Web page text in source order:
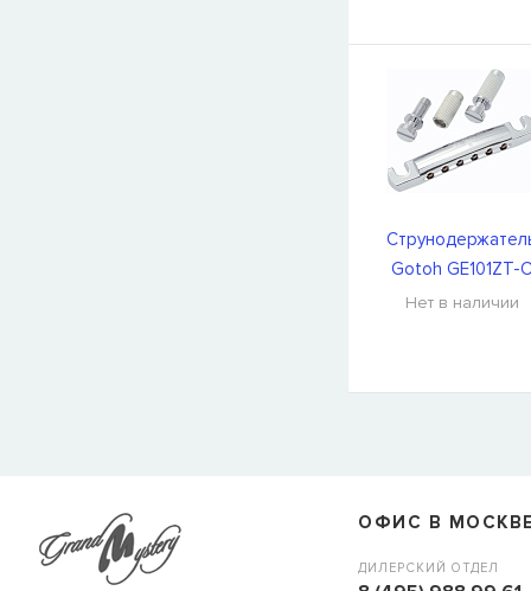
Gotoh GE101ZT-
Нет в наличии
наличии, но вы можете оставить заявку и мы сообщим
когда товар можно будет купить.
Имя
ОФИС В
ДИЛЕРСКИЙ ОТДЕЛ